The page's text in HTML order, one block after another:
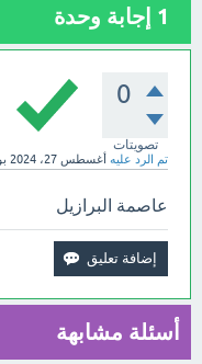
1 إجابة وحدة
0
تصويتات
تم الرد عليه أغسطس 27، 2024
عاصمة البرازيل
أسئلة مشابهة